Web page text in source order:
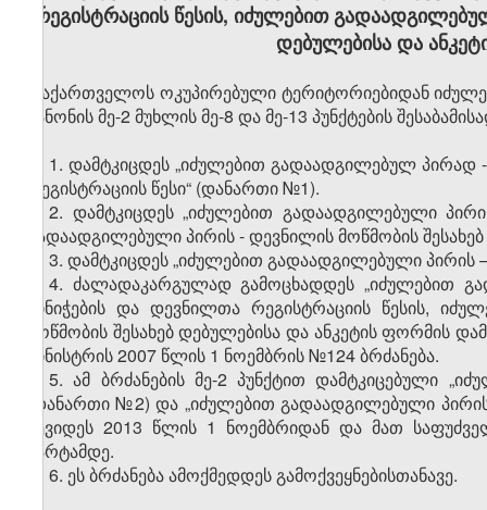
რეგისტრაციის წესის, იძულებით
დებულებისა და
„საქართველოს ოკუპირებული ტერიტორიებიდან
კანონის მე-2 მუხლის მე-8 და მე-13 პუნქტების
1. დამტკიცდეს „იძულებით გადაადგილებულ პირად
რეგისტრაციის წესი“ (დანართი №1).
2. დამტკიცდეს „იძულებით გადაადგილებული
გადაადგილებული პირის - დევნილის მოწმობის
3. დამტკიცდეს „იძულებით გადაადგილებული
4. ძალადაკარგულად გამოცხადდეს „იძულებით
მინიჭების და დევნილთა რეგისტრაციის წესის,
მოწმობის შესახებ დებულებისა და ანკეტის
მინისტრის 2007 წლის 1 ნოემბრის №124 ბრძანება.
5. ამ ბრძანების მე-2 პუნქტით დამტკიცებული
(დანართი №2) და „იძულებით გადაადგილებული
შევიდეს 2013 წლის 1 ნოემბრიდან და მათ
მარტამდე.
6. ეს ბრძანება ამოქმედდეს გამოქვეყნებისთანავე.